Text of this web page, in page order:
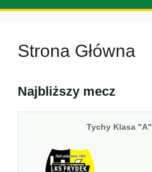
Strona Główna
Najbliższy mecz
Tychy Klasa "A"